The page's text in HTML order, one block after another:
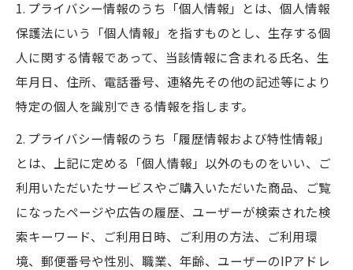
1. プライバシー情報のうち「個人情報」とは、個人情報
保護法にいう「個人情報」を指すものとし、生存する個
人に関する情報であって、当該情報に含まれる氏名、生
年月日、住所、電話番号、連絡先その他の記述等により
特定の個人を識別できる情報を指します。
2. プライバシー情報のうち「履歴情報および特性情報」
とは、上記に定める「個人情報」以外のものをいい、ご
利用いただいたサービスやご購入いただいた商品、ご覧
になったページや広告の履歴、ユーザーが検索された検
索キーワード、ご利用日時、ご利用の方法、ご利用環
境、郵便番号や性別、職業、年齢、ユーザーのIPアドレ